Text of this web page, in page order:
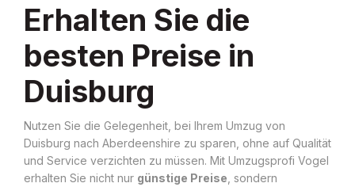
Erhalten Sie die
besten Preise in
Duisburg
Nutzen Sie die Gelegenheit, bei Ihrem Umzug von
Duisburg nach Aberdeenshire zu sparen, ohne auf Qualität
und Service verzichten zu müssen. Mit Umzugsprofi Vogel
erhalten Sie nicht nur günstige Preise , sondern